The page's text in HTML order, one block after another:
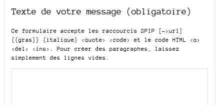
Texte de votre message (obligatoire)
Ce formulaire accepte les raccourcis SPIP
[->url]
{{gras}} {italique} <quote> <code>
et le code HTML <q>
<del> <ins>
. Pour créer des paragraphes, laissez
simplement des lignes vides.